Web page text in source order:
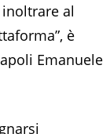
al
è
Emanuele